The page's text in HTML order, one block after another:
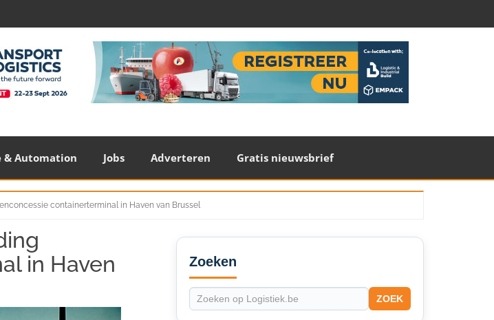
& Automation Jobs Adverteren Gratis nieuwsbrief
containerterminal in Haven van Brussel
in Haven
Secondary
Sidebar
Zoeken
ZOEK